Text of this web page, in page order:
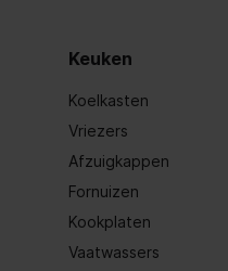
Keuken
Koelkasten
Vriezers
Afzuigkappen
Fornuizen
Kookplaten
Vaatwassers